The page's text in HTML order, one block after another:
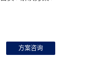
方案咨询